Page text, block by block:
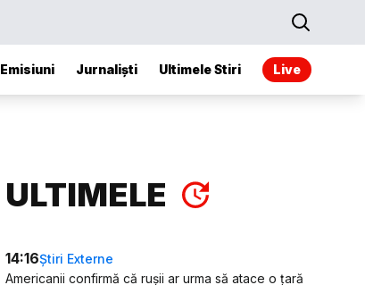
Emisiuni Jurnaliști Ultimele Stiri Live
ULTIMELE
14:16Știri Externe
Americanii confirmă că rușii ar urma să atace o țară